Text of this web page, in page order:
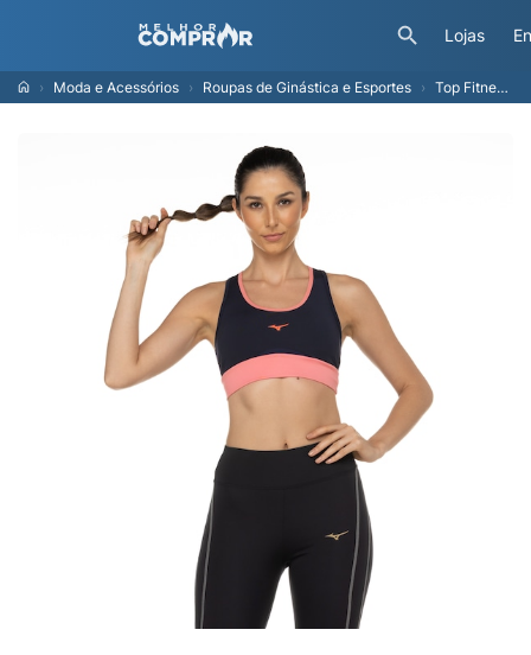
Lojas
Moda e Acessórios Roupas de Ginástica e Esportes Top Fitness com Bojo Removível Mizuno Média Sustentação Run Easy 4 - Adulto